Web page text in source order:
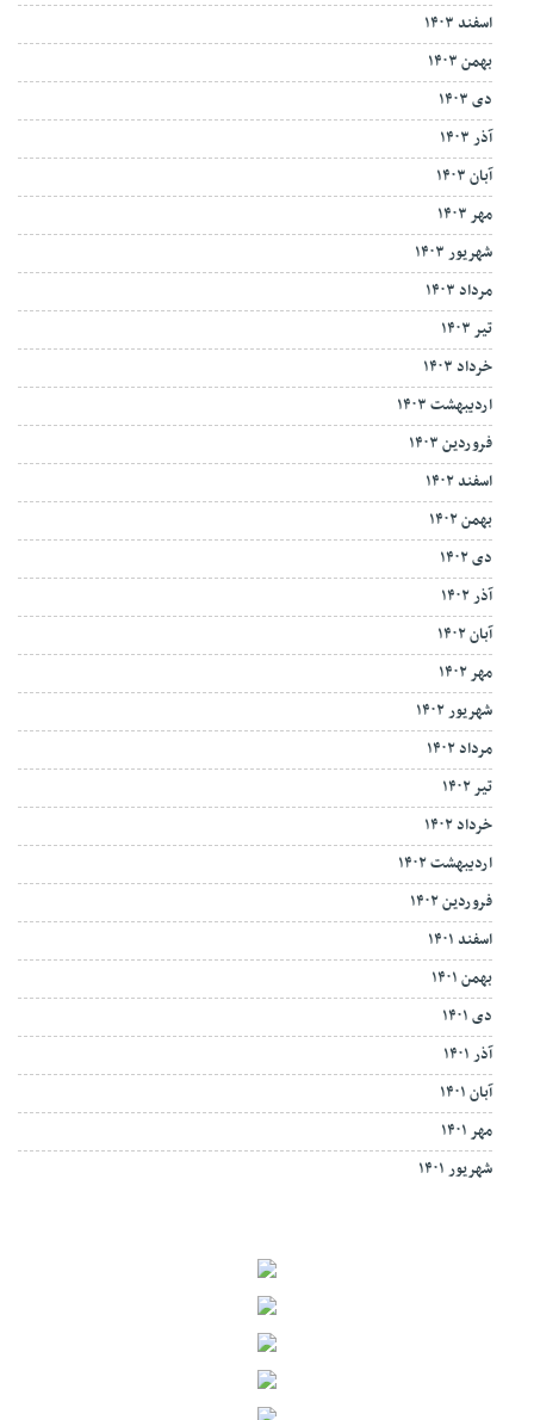
اسفند ۱۴۰۳
بهمن ۱۴۰۳
دی ۱۴۰۳
آذر ۱۴۰۳
آبان ۱۴۰۳
مهر ۱۴۰۳
شهریور ۱۴۰۳
مرداد ۱۴۰۳
تیر ۱۴۰۳
خرداد ۱۴۰۳
اردیبهشت ۱۴۰۳
فروردین ۱۴۰۳
اسفند ۱۴۰۲
بهمن ۱۴۰۲
دی ۱۴۰۲
آذر ۱۴۰۲
آبان ۱۴۰۲
مهر ۱۴۰۲
شهریور ۱۴۰۲
مرداد ۱۴۰۲
تیر ۱۴۰۲
خرداد ۱۴۰۲
اردیبهشت ۱۴۰۲
فروردین ۱۴۰۲
اسفند ۱۴۰۱
بهمن ۱۴۰۱
دی ۱۴۰۱
آذر ۱۴۰۱
آبان ۱۴۰۱
مهر ۱۴۰۱
شهریور ۱۴۰۱